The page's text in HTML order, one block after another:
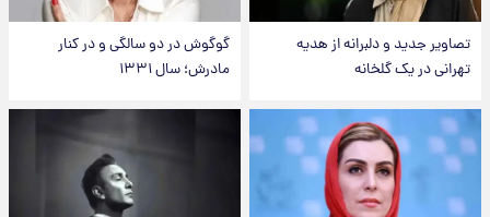
تصاویر جدید و دلبرانه از هدیه
تهرانی در یک گلخانه
گوگوش در دو سالگی و در کنار
مادرش؛ سال ۱۳۳۱